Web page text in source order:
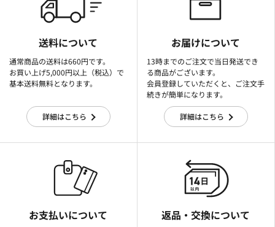
送料について
通常商品の送料は660円です。
お買い上げ5,000円以上（税込）で
基本送料無料となります。
詳細はこちら
お届けについて
13時までのご注文で当日発送でき
る商品がございます。
会員登録していただくと、ご注文手
続きが簡単になります。
詳細はこちら
お支払いについて 返品・交換について